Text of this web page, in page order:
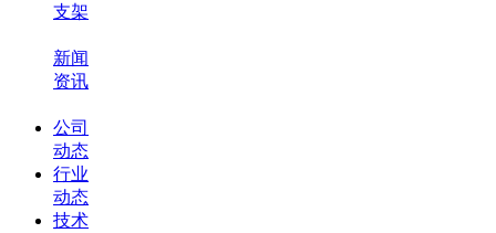
支架
新闻
资讯
公司
动态
行业
动态
技术